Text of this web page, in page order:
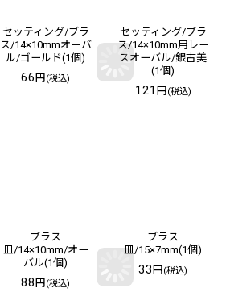
セッティング/ブラ
ス/14×10mmオーバ
ル/ゴールド(1個)
66円 (税込)
セッティング/ブラ
ス/14×10mm用レー
スオーバル/銀古美
(1個)
121 円 (税込)
ブラス
皿/14×10mm/オー
バル(1個)
88円 (税込)
ブラス
皿/15×7mm(1個)
33円 (税込)